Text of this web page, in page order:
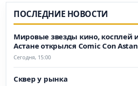
ПОСЛЕДНИЕ НОВОСТИ
Мировые звезды кино, косплей
Астане открылся Comic Con
Сегодня, 15:00
Сквер у рынка